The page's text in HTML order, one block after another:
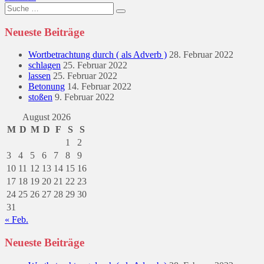
Suche
nach:
Neueste Beiträge
Wortbetrachtung durch ( als Adverb ) 28. Februar 2022
schlagen 25. Februar 2022
lassen 25. Februar 2022
Betonung 14. Februar 2022
stoßen 9. Februar 2022
August 2026
M D M D F S
S
1
2
3
4 5 6 7 8
9
10 11 12 13 14 15 16
17 18 19 20 21 22 23
24 25 26 27 28 29 30
31
« Feb.
Neueste Beiträge